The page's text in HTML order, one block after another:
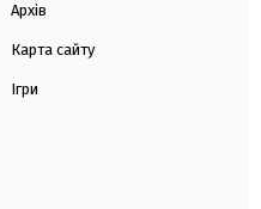
Архів
Карта сайту
Ігри